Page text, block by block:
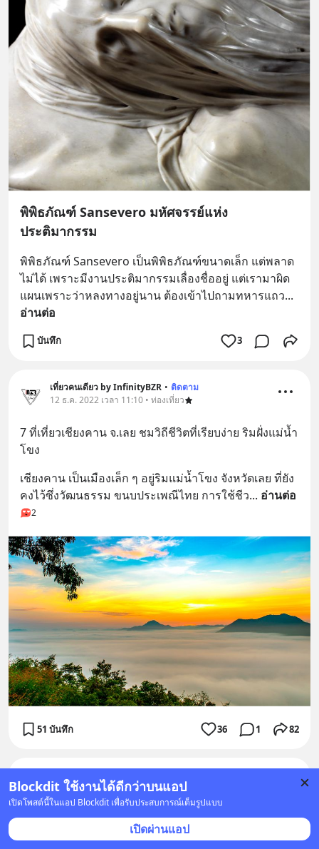
Blockdit ใช้งานได้ดีกว่าบนแอป
เปิดโพสต์นี้ในแอป Blockdit เพื่อรับประสบการณ์เต็มรูปแบบ
เปิดผ่านแอป
พิพิธภัณฑ์ Sansevero มหัศจรรย์แห่ง
ประติมากรรม
พิพิธภัณฑ์ Sansevero เป็นพิพิธภัณฑ์ขนาดเล็ก แต่พลาด
ไม่ได้ เพราะมีงานประติมากรรมเลื่องชื่ออยู่ แต่เรามาผิด
แผนเพราะว่าหลงทางอยู่นาน ต้องเข้าไปถามทหารแถว
อ่านต่อ
บันทึก 3
เที่ยวคนเดียว by InfinityBZR • ติดตาม
12 ธ.ค. 2022 เวลา 11:10 • ท่องเที่ยว
7 ที่เที่ยวเชียงคาน จ.เลย ชมวิถีชีวิตที่เรียบง่าย ริมฝั่งแม่น้ำ
โขง
เชียงคาน เป็นเมืองเล็ก ๆ อยู่ริมแม่น้ำโขง จังหวัดเลย ที่ยัง
คงไว้ซึ่งวัฒนธรรม ขนบประเพณีไทย การใช้ชีว... อ่านต่อ
2
51 บันทึก 36 1 82
24 ส.ค. 2019 เวลา 14:11
ประวัติภูทอก บึงกาฬ